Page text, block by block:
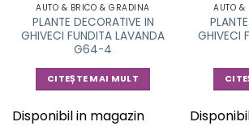
AUTO & BRICO & GRADINA
PLANTE DECORATIVE IN
GHIVECI FUNDITA LAVANDA
G64-4
CITEȘTE MAI MULT
Disponibil in magazin
AUTO &
GHIVECI